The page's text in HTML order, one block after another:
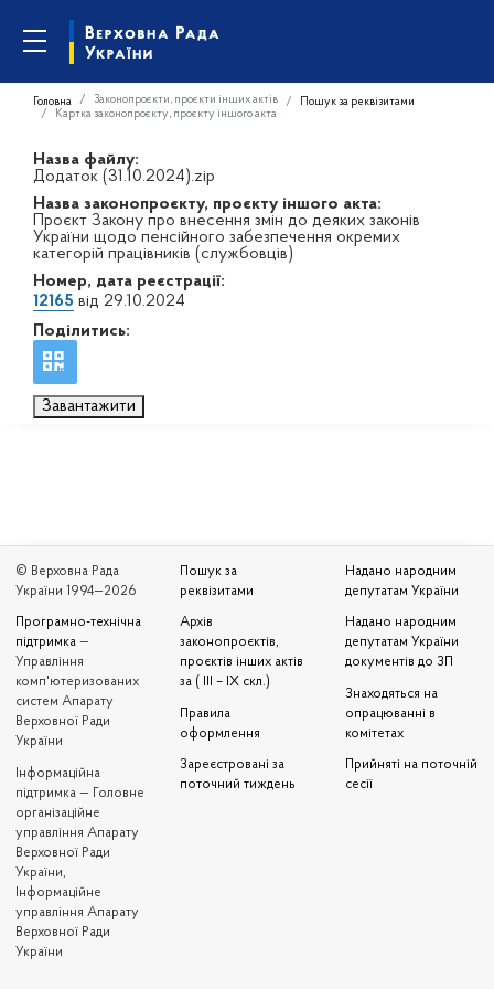
Головна Законопроєкти, проєкти інших актів
Пошук за реквізитами
Картка законопроєкту, проєкту іншого акта
Назва файлу:
Додаток (31.10.2024).zip
Назва законопроєкту, проєкту іншого акта:
Проєкт Закону про внесення змін до деяких законів
України щодо пенсійного забезпечення окремих
категорій працівників (службовців)
Номер, дата реєстрації:
12165 від 29.10.2024
Поділитись:
Завантажити
© Верховна Рада
України 1994—2026
Програмно-технічна
підтримка —
Управління
комп'ютеризованих
систем Апарату
Верховної Ради
України
Iнформаційна
підтримка — Головне
організаційне
управління Апарату
Верховної Ради
України,
Інформаційне
управління Апарату
Верховної Ради
України
Пошук за
реквізитами
Архів
законопроєктів,
проєктів інших актів
за ( III – IX скл.)
Правила
оформлення
Зареєстровані за
поточний тиждень
Надано народним
депутатам України
Надано народним
депутатам України
документів до ЗП
Знаходяться на
опрацюванні в
комітетах
Прийняті на поточній
сесії